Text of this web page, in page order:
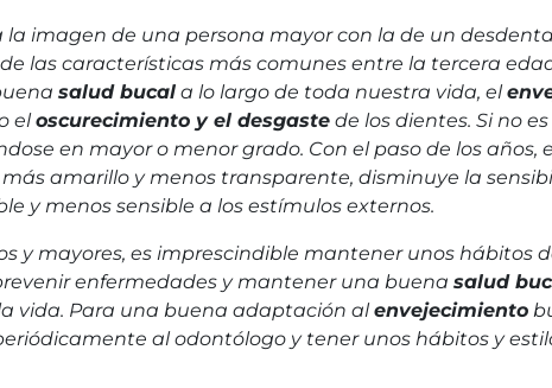
la imagen de una persona mayor con la de un
las características más comunes entre la tercera
salud bucal a lo largo de toda nuestra vida, el
eloscurecimiento y el desgaste de los dientes. Si no
en mayor o menor grado. Con el paso de los
amarillo y menos transparente, disminuye la
y menos sensible a los estímulos externos.
y mayores, es imprescindible mantener unos hábitos
enfermedades y mantener una buena salud
vida. Para una buena adaptación alenvejecimiento
al odontólogo y tener unos hábitos y